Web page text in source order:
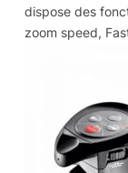
dispose des
zoom speed,